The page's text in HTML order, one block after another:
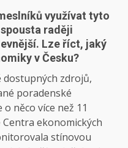
využívat tyto
raději
Lze říct, jaký
v Česku?
dostupných zdrojů,
poradenské
něco více než 11
ekonomických
stínovou